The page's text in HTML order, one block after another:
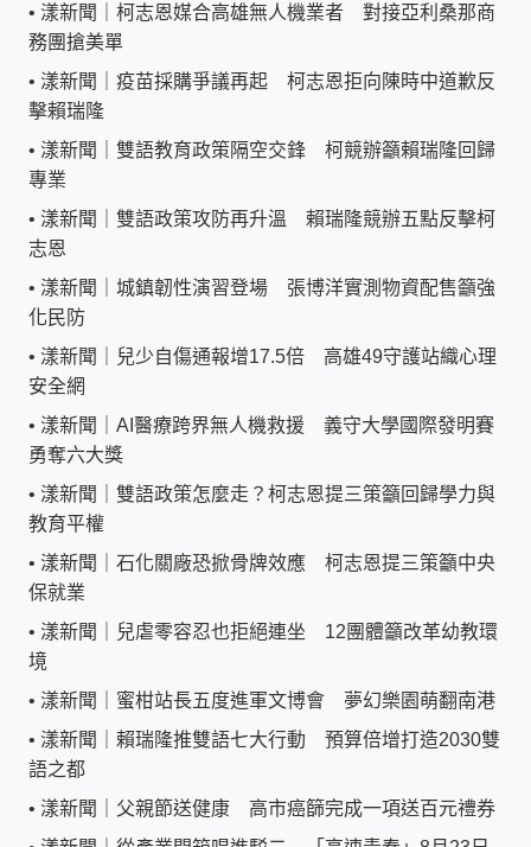
• 漾新聞｜柯志恩媒合高雄無人機業者 對接亞利桑那商
務團搶美單
• 漾新聞｜疫苗採購爭議再起 柯志恩拒向陳時中道歉反
擊賴瑞隆
• 漾新聞｜雙語教育政策隔空交鋒 柯競辦籲賴瑞隆回歸
專業
• 漾新聞｜雙語政策攻防再升溫 賴瑞隆競辦五點反擊柯
志恩
• 漾新聞｜城鎮韌性演習登場 張博洋實測物資配售籲強
化民防
• 漾新聞｜兒少自傷通報增17.5倍 高雄49守護站織心理
安全網
• 漾新聞｜AI醫療跨界無人機救援 義守大學國際發明賽
勇奪六大獎
• 漾新聞｜雙語政策怎麼走？柯志恩提三策籲回歸學力與
教育平權
• 漾新聞｜石化關廠恐掀骨牌效應 柯志恩提三策籲中央
保就業
• 漾新聞｜兒虐零容忍也拒絕連坐 12團體籲改革幼教環
境
• 漾新聞｜蜜柑站長五度進軍文博會 夢幻樂園萌翻南港
• 漾新聞｜賴瑞隆推雙語七大行動 預算倍增打造2030雙
語之都
• 漾新聞｜父親節送健康 高市癌篩完成一項送百元禮券